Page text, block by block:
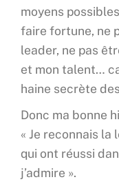
moyens
faire fortune, ne
leader, ne pas
et mon talent…
haine secrète
Donc ma bonne
« Je reconnais
qui ont réussi
j’admire ».